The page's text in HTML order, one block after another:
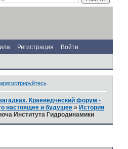
Регистрация Войти
.
Краеведческий форум -
настоящее и будущее » История
Института Гидродинамики